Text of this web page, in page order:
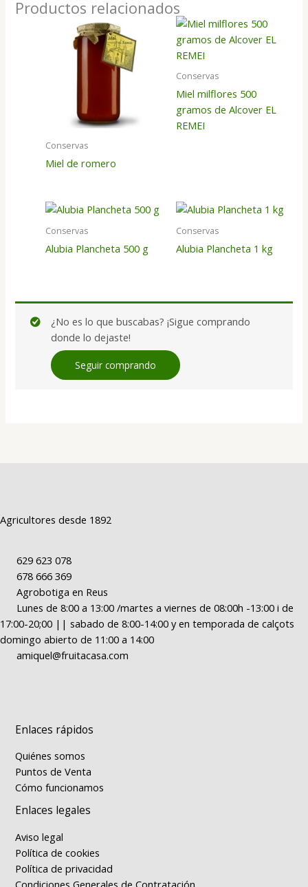
Productos relacionados
Conservas
Miel de romero
Conservas
Miel milflores 500
gramos de Alcover EL
REMEI
Conservas
Alubia Plancheta 500 g
Conservas
Alubia Plancheta 1 kg
Seguir comprando
¿No es lo que buscabas? ¡Sigue comprando
donde lo dejaste!
Agricultores desde 1892
629 623 078
678 666 369
Agrobotiga en Reus
Lunes de 8:00 a 13:00 /martes a viernes de 08:00h -13:00 i de
17:00-20;00 || sabado de 8:00-14:00 y en temporada de calçots
domingo abierto de 11:00 a 14:00
amiquel@fruitacasa.com
Enlaces rápidos
Quiénes somos
Puntos de Venta
Cómo funcionamos
Enlaces legales
Aviso legal
Política de cookies
Política de privacidad
Condiciones Generales de Contratación